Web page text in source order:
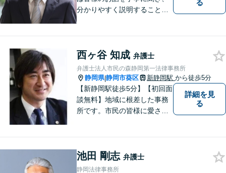
分かりやすく説明することを
す。 どんな些細なことでも結
構ですので、お気軽にご相談
ください。
る
西ヶ谷 知成 弁護士
弁護士法人市民の森静岡第一法律事務所
静岡県|静岡市葵区 新静岡駅 から徒歩5分
【新静岡駅徒歩5分】【初回面
談無料】地域に根差した事務
所です。市民の皆様に愛され
軽にご連絡ください。
詳細を見
る
池田 剛志 弁護士
静岡法律事務所